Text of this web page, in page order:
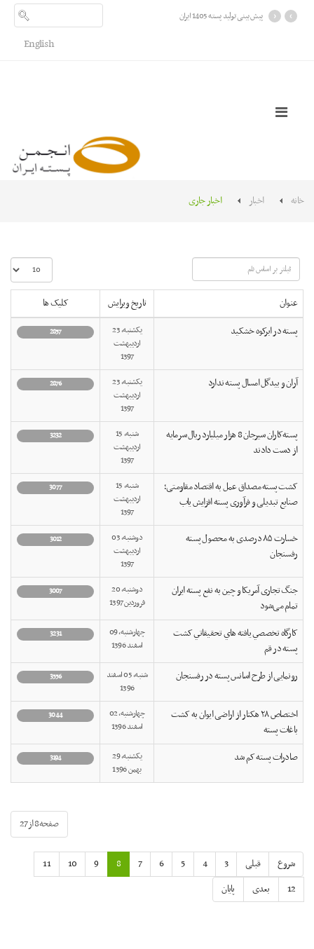
پیش بینی تولید پسته 1405 ایران ›
‹
English
خانه اخبار اخبار جاری
فیلتر
بر
اساس
نام
نمایش
#
عنوان
تاریخ ویرایش
کلیک ها
پسته در ابرکوه خشکید
یکشنبه, 23
ارديبهشت
1397
2857
آران و بیدگل امسال پسته ندارد
یکشنبه, 23
ارديبهشت
1397
2876
پسته‌کاران سیرجان 8 هزار میلیارد ریال سرمایه
از دست دادند
شنبه, 15
ارديبهشت
1397
3232
کشت پسته مصداق عمل به اقتصاد مقاومتی؛
صنایع تبدیلی و فرآوری پسته افزایش یاب
شنبه, 15
ارديبهشت
1397
3077
خسارت ۸۵ درصدی به محصول پسته
رفسنجان
دوشنبه, 03
ارديبهشت
1397
3012
جنگ تجاری آمریکا و چین به نفع پسته ایران
تمام می‌شود
دوشنبه, 20
فروردين 1397
3007
کارگاه تخصصي يافته هاي تحقيقاتي کشت
پسته در قم
چهارشنبه, 09
اسفند 1396
3231
رونمایی از طرح اسانس پسته در رفسنجان
شنبه, 05 اسفند
1396
3556
اختصاص ۲۸ هکتار از اراضی ایوان به کشت
باغات پسته
چهارشنبه, 02
اسفند 1396
3044
صادرات پسته کم شد
یکشنبه, 29
بهمن 1396
3194
صفحه8 از27
شروع قبلی 3
4
5
6
7
8
9
10
11
12
بعدی پایان